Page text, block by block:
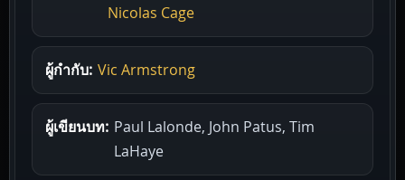
Nicolas Cage
ผู้กำกับ: Vic Armstrong
ผู้เขียนบท: Paul Lalonde, John Patus, Tim
LaHaye